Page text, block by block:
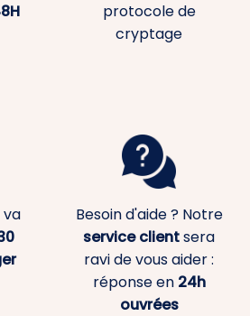
protocole de
cryptage
va
Besoin d'aide ? Notre
service clientsera
ravi de vous aider :
réponse en 24h
ouvrées